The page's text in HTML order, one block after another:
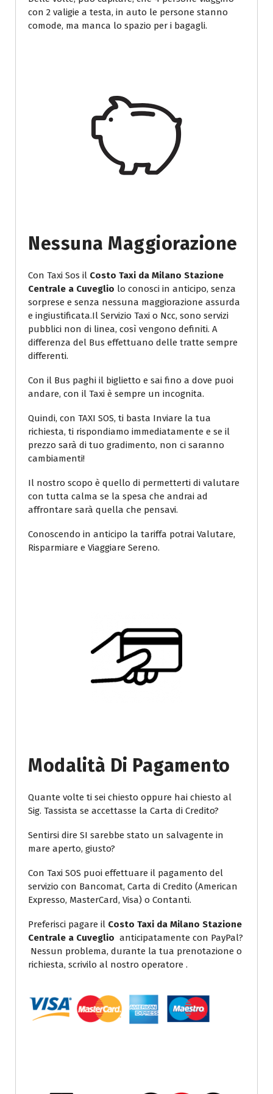
con 2 valigie a testa, in auto le persone stanno
comode, ma manca lo spazio per i bagagli.
Nessuna Maggiorazione
Con Taxi Sos il Costo Taxi da Milano Stazione
Centrale a Cuveglio lo conosci in anticipo, senza
sorprese e senza nessuna maggiorazione assurda
e ingiustificata.Il Servizio Taxi o Ncc, sono servizi
pubblici non di linea, così vengono definiti. A
differenza del Bus effettuano delle tratte sempre
differenti.
Con il Bus paghi il biglietto e sai fino a dove puoi
andare, con il Taxi è sempre un incognita.
Quindi, con TAXI SOS, ti basta Inviare la tua
richiesta, ti rispondiamo immediatamente e se il
prezzo sarà di tuo gradimento, non ci saranno
cambiamenti!
Il nostro scopo è quello di permetterti di valutare
con tutta calma se la spesa che andrai ad
affrontare sarà quella che pensavi.
Conoscendo in anticipo la tariffa potrai Valutare,
Risparmiare e Viaggiare Sereno.
Modalità Di Pagamento
Quante volte ti sei chiesto oppure hai chiesto al
Sig. Tassista se accettasse la Carta di Credito?
Sentirsi dire SI sarebbe stato un salvagente in
mare aperto, giusto?
Con Taxi SOS puoi effettuare il pagamento del
servizio con Bancomat, Carta di Credito (American
Expresso, MasterCard, Visa) o Contanti.
Preferisci pagare il Costo Taxi da Milano Stazione
Centrale a Cuveglio anticipatamente con PayPal?
Nessun problema, durante la tua prenotazione o
richiesta, scrivilo al nostro operatore .